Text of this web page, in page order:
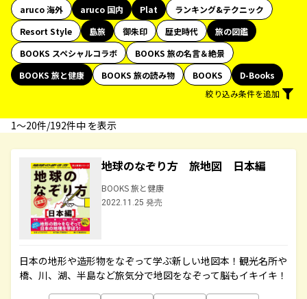
aruco 海外
aruco 国内 Plat
ランキング&テクニック
Resort Style
島旅 御朱印 歴史時代
旅の図鑑
BOOKS スペシャルコラボ
BOOKS 旅の名言＆絶景
BOOKS 旅と健康
BOOKS 旅の読み物 BOOKS
D-Books
絞り込み条件を追加
1〜20件/192件中 を表示
地球のなぞり方 旅地図 日本編
BOOKS 旅と健康
2022.11.25 発売
日本の地形や造形物をなぞって学ぶ新しい地図本！観光名所や
橋、川、湖、半島など旅気分で地図をなぞって脳もイキイキ！